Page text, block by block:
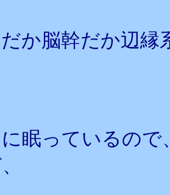
か脳幹だか辺
眠っているの